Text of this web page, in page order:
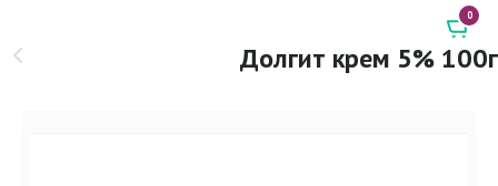
Долгит крем 5% 100г
0